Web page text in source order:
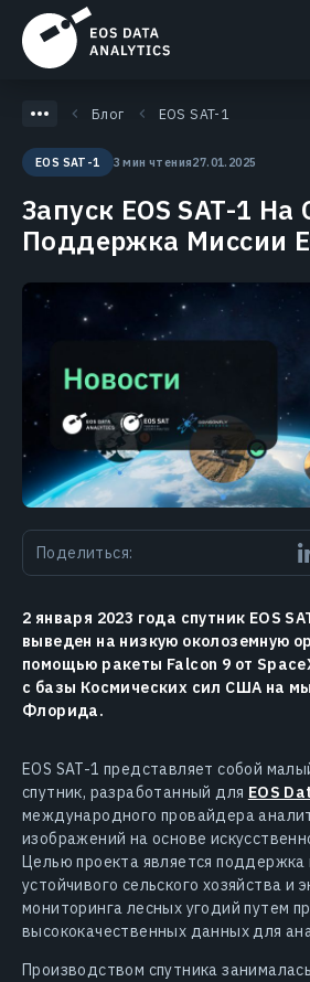
Блог EOS SAT-1
EOS SAT-1 3 мин чтения27.01.2025
Запуск EOS SAT-1
Поддержка Миссии
Поделиться:
2 января 2023 года спутник EOS
выведен на низкую околоземную
помощью ракеты Falcon 9 от
с базы Космических сил США на
Флорида.
EOS SAT-1 представляет собой
спутник, разработанный для EOS
международного провайдера
изображений на основе
Целью проекта является
устойчивого сельского хозяйства и
мониторинга лесных угодий путем
высококачественных данных для
Производством спутника